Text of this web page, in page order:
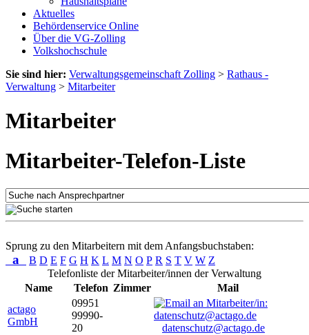
Aktuelles
Behördenservice Online
Über die VG-Zolling
Volkshochschule
Sie sind hier: Verwaltungsgemeinschaft Zolling > Rathaus -
Verwaltung > Mitarbeiter
Mitarbeiter
Mitarbeiter-Telefon-Liste
Sprung zu den Mitarbeitern mit dem Anfangsbuchstaben:
a B D E F G H K L M N O P R S T V W Z
Telefonliste der Mitarbeiter/innen der Verwaltung
Name
Telefon Zimmer
Mail
actago
GmbH
09951
99990-
20
datenschutz@actago.de